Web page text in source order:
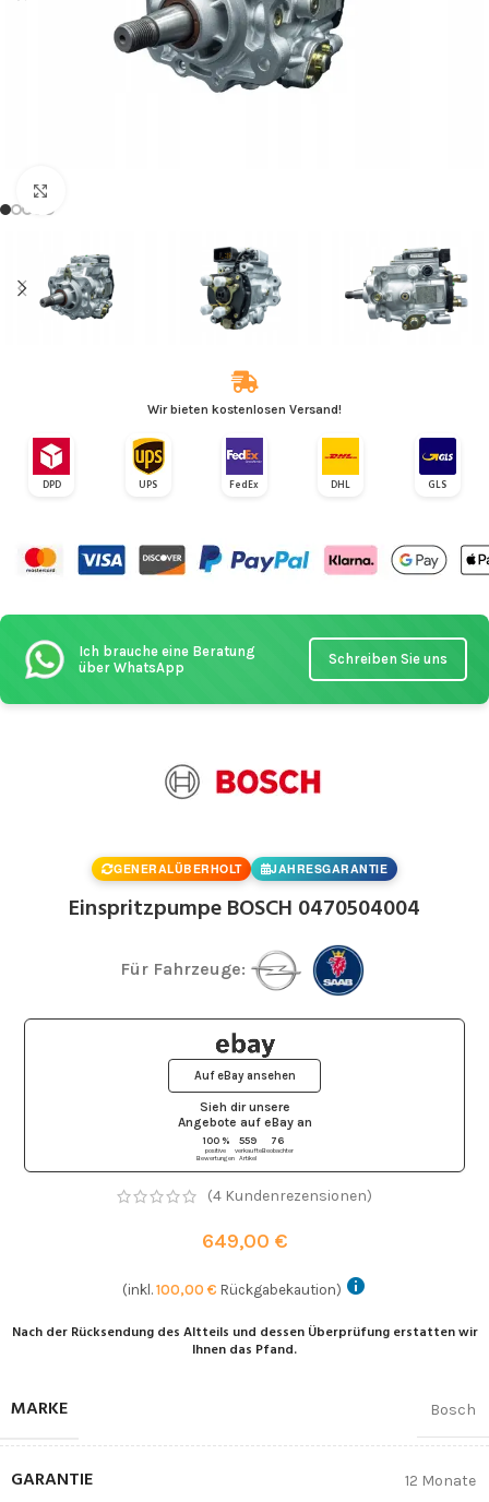
Wir bieten kostenlosen Versand!
DPD UPS FedEx DHL GLS
Ich brauche eine Beratung
über WhatsApp
Schreiben Sie uns
GENERALÜBERHOLT JAHRESGARANTIE
Einspritzpumpe BOSCH 0470504004
Für Fahrzeuge:
Sieh dir unsere
Angebote auf eBayan
100 %
positive
Bewertungen
559
verkaufte
Artikel
76
Beobachter
Auf eBay ansehen
(4 Kundenrezensionen)
649,00 €
(inkl. 100,00 € Rückgabekaution)
Nach der Rücksendung des Altteils und dessen Überprüfung erstatten wir
Ihnen das Pfand.
MARKE Bosch
GARANTIE 12 Monate